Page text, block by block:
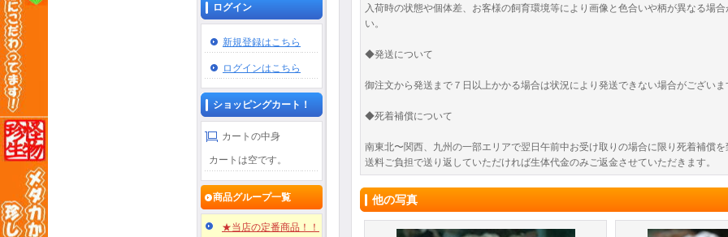
ログイン
新規登録はこちら
ログインはこちら
ショッピングカート！
カートの中身
カートは空です。
商品グループ一覧
★当店の定番商品！！
入荷時の状態や個体差、お客様の飼育環境等により画像と色合いや柄が異なる場
い。
◆発送について
御注文から発送まで７日以上かかる場合は状況により発送できない場合がございま
◆死着補償について
南東北〜関西、九州の一部エリアで翌日午前中お受け取りの場合に限り死着補償
送料ご負担で送り返していただければ生体代金のみご返金させていただきます。
他の写真